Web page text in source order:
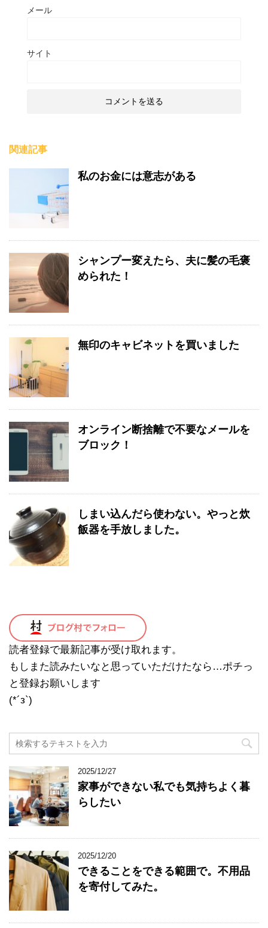
メール
サイト
関連記事
私のお金には意志がある
シャンプー変えたら、夫に髪の毛褒
められた！
無印のキャビネットを買いました
オンライン断捨離で不要なメールを
ブロック！
しまい込んだら使わない。やっと炊
飯器を手放しました。
読者登録で最新記事が受け取れます。
もしまた読みたいなと思っていただけたなら…ポチっ
と登録お願いします
(*´з`)
2025/12/27
家事ができない私でも気持ちよく暮
らしたい
2025/12/20
できることをできる範囲で。不用品
を寄付してみた。